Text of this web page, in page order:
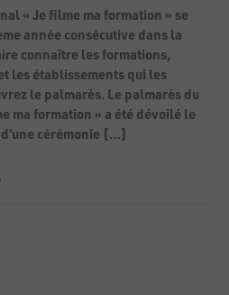
« Je filme ma formation » se
année consécutive dans la
connaître les formations,
les établissements qui les
le palmarès. Le palmarès du
ma formation » a été dévoilé le
cérémonie […]